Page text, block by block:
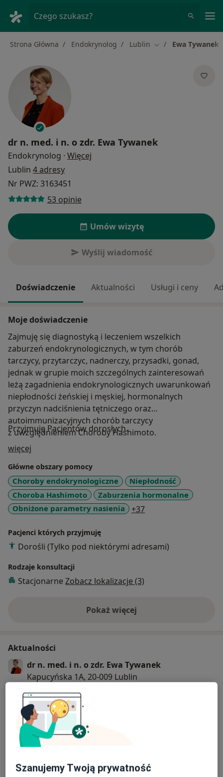
Czego szukasz?
Strona Główna Endokrynolog Lublin Zmień miasto
Ewa Tywanek
dr n. med. i n. o zdr. Ewa Tywanek
Endokrynolog · Więcej
Lublin 4 adresy
Nr PWZ: 3163451
53 opinie
Umów wizytę
Wyślij wiadomość
Doświadczenie Aktualności Usługi i ceny
Moje doświadczenie
Zajmuję się diagnostyką i leczeniem wszelkich
zaburzeń endokrynologicznych, w tym chorób
tarczycy, przytarczyc, nadnerczy, przysadki, gonad,
jednak w grupie moich szczególnych zainteresowań
leżą zagadnienia endokrynologicznych uwarunkowań
niepłodności żeńskiej i męskiej, hormonalnych
przyczyn nadciśnienia tętniczego oraz
autoimmunizacyjnych chorób tarczycy
z uwzględnieniem Choroby Hashimoto.
Przyjmuję Pacjentów dorosłych.
więcej
Główne obszary pomocy
Choroby endokrynologiczne
Niepłodność
Choroba Hashimoto
Zaburzenia hormonalne
Obniżone parametry nasienia
+37
Pacjenci których przyjmuję
Dorośli (Tylko pod niektórymi adresami)
Rodzaje konsultacji
Stacjonarne Zobacz lokalizacje (3)
Pokaż więcejo doświadczeniu
Aktualności
dr n. med. i n. o zdr. Ewa Tywanek
Kapucyńska 1A, 20-009 Lublin
Pediatrzy w Medical Centrum- 7 dni w tygodniu,
również w soboty, niedziele i święta. Rejestracja
telefoniczna lub on-line.
13/08/2024
Szanujemy Twoją prywatność